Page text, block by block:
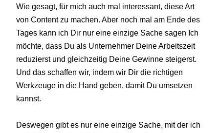
Wie gesagt, für mich auch mal interessant, diese Art
von Content zu machen. Aber noch mal am Ende des
Tages kann ich Dir nur eine einzige Sache sagen Ich
möchte, dass Du als Unternehmer Deine Arbeitszeit
reduzierst und gleichzeitig Deine Gewinne steigerst.
Und das schaffen wir, indem wir Dir die richtigen
Werkzeuge in die Hand geben, damit Du umsetzen
kannst.
Deswegen gibt es nur eine einzige Sache, mit der ich